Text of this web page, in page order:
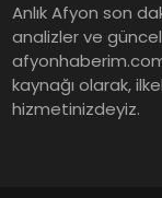
Anlık Afyon son
analizler ve
kaynağı olarak,
hizmetinizdeyiz.